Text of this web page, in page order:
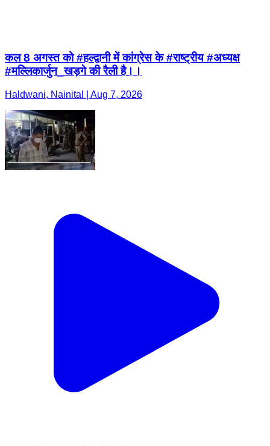
कल 8 अगस्त को #हल्द्वानी में कांग्रेस के #राष्ट्रीय #अध्यक्ष
#मल्लिकार्जुन_खड़गे की रैली है।।
Haldwani, Nainital | Aug 7, 2026